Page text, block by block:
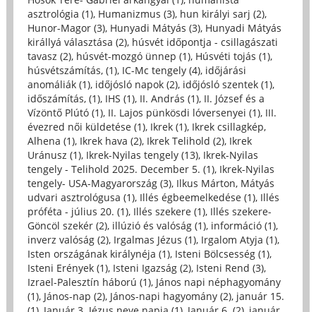
asztrológia (1), Humanizmus (3), hun királyi sarj (2),
Hunor-Magor (3), Hunyadi Mátyás (3), Hunyadi Mátyás
királlyá választása (2), húsvét időpontja - csillagászati
tavasz (2), húsvét-mozgó ünnep (1), Húsvéti tojás (1),
húsvétszámítás, (1), IC-Mc tengely (4), időjárási
anomáliák (1), időjósló napok (2), időjósló szentek (1),
időszámítás, (1), IHS (1), II. András (1), II. József és a
Vízöntő Plútó (1), II. Lajos pünkösdi lóversenyei (1), III.
évezred női küldetése (1), Ikrek (1), Ikrek csillagkép,
Alhena (1), Ikrek hava (2), Ikrek Telihold (2), Ikrek
Uránusz (1), Ikrek-Nyilas tengely (13), Ikrek-Nyilas
tengely - Telihold 2025. December 5. (1), Ikrek-Nyilas
tengely- USA-Magyarország (3), Ilkus Márton, Mátyás
udvari asztrológusa (1), Illés égbeemelkedése (1), Illés
próféta - július 20. (1), Illés szekere (1), Illés szekere-
Göncöl szekér (2), illúzió és valóság (1), információ (1),
inverz valóság (2), Irgalmas Jézus (1), Irgalom Atyja (1),
Isten országának királynéja (1), Isteni Bölcsesség (1),
Isteni Erények (1), Isteni Igazság (2), Isteni Rend (3),
Izrael-Palesztín háború (1), János napi néphagyomány
(1), János-nap (2), János-napi hagyomány (2), január 15.